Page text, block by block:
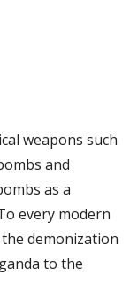
weapons such
and
as a
every modern
demonization
to the